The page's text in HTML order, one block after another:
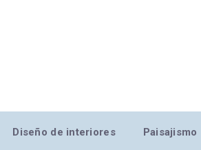
Diseño de interiores Paisajismo